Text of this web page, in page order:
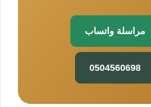
مراسلة واتساب
0504560698